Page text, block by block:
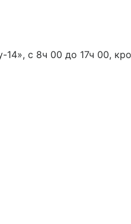
с 8ч 00 до 17ч 00,